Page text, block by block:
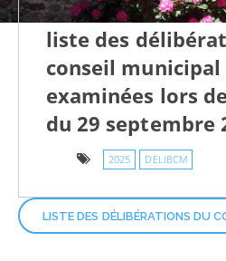
liste des
conseil municipal
examinées lors
du 29 septembre
2025 DELIBCM
LISTE DES DÉLIBÉRATIONS DU